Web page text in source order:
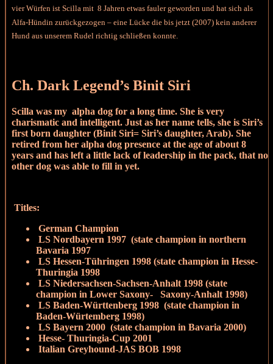
vier Würfen ist Scilla mit 8 Jahren etwas fauler geworden und hat sich als
Alfa-Hündin zurückgezogen – eine Lücke die bis jetzt (2007) kein anderer
Hund aus unserem Rudel richtig schließen konnte.
Ch. Dark Legend’s Binit Siri
Scilla was my alpha dog for a long time. She is very
charismatic and intelligent. Just as her name tells, she is Siri’s
first born daughter (Binit Siri= Siri’s daughter, Arab). She
retired from her alpha dog presence at the age of about 8
years and has left a little lack of leadership in the pack, that no
other dog was able to fill in yet.
Titles:
German Champion
LS Nordbayern 1997 (state champion in northern
Bavaria 1997
LS Hessen-Tühringen 1998 (state champion in Hesse-
Thuringia 1998
LS Niedersachsen-Sachsen-Anhalt 1998 (state
champion in Lower Saxony- Saxony-Anhalt 1998)
LS Baden-Württenberg 1998 (state champion in
Baden-Würtemberg 1998)
LS Bayern 2000 (state champion in Bavaria 2000)
Hesse- Thuringia-Cup 2001
Italian Greyhound-JAS BOB 1998